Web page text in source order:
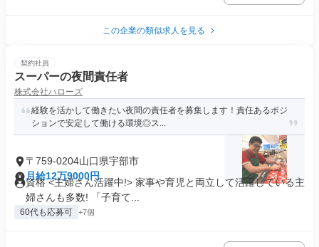
この企業の類似求人を見る
契約社員
スーパーの夜間責任者
株式会社ハローズ
経験を活かして働きたい夜間の責任者を募集します！責任あるポジ
ションで安定して働ける環境◎ス...
〒759-0204山口県宇部市
月給12万9000円
資格 <主婦さん活躍中!> 家事や育児と両立して活躍している主
婦さんも多数! 「子育て...
60代も応募可 +7個